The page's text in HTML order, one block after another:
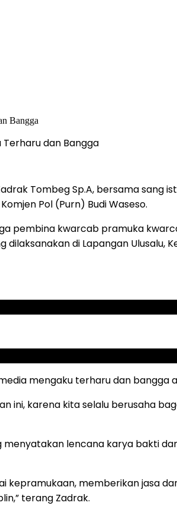
Terharu dan Bangga
Tombeg Sp.A, bersama sang
Pol (Purn) Budi Waseso.
pembina kwarcab pramuka
di Lapangan Ulusalu,
mengaku terharu dan
ini, karena kita selalu berusaha
lencana karya bakti
kepramukaan, memberikan jasa
terang Zadrak.